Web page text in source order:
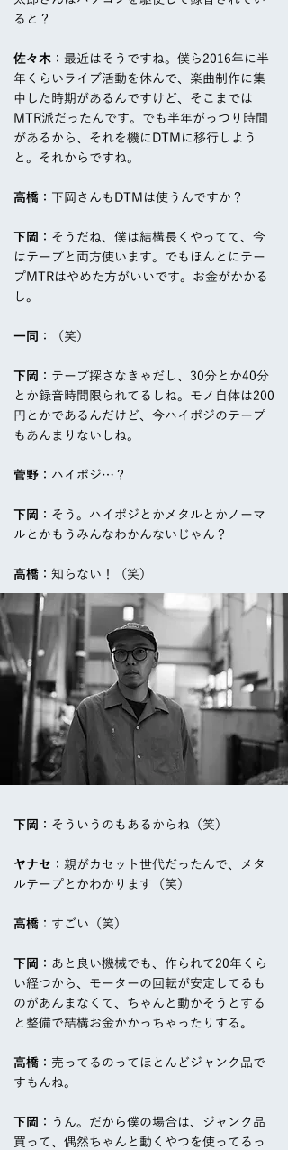
ると？
佐々木 ：最近はそうですね。僕ら2016年に半
年くらいライブ活動を休んで、楽曲制作に集
中した時期があるんですけど、そこまでは
MTR派だったんです。でも半年がっつり時間
があるから、それを機にDTMに移行しよう
と。それからですね。
高橋 ：下岡さんもDTMは使うんですか？
下岡 ：そうだね、僕は結構長くやってて、今
はテープと両方使います。でもほんとにテー
プMTRはやめた方がいいです。お金がかかる
し。
一同 ：（笑）
下岡 ：テープ探さなきゃだし、30分とか40分
とか録音時間限られてるしね。モノ自体は200
円とかであるんだけど、今ハイポジのテープ
もあんまりないしね。
菅野 ：ハイポジ…？
下岡 ：そう。ハイポジとかメタルとかノーマ
ルとかもうみんなわかんないじゃん？
高橋 ：知らない！（笑）
下岡 ：そういうのもあるからね（笑）
ヤナセ ：親がカセット世代だったんで、メタ
ルテープとかわかります（笑）
高橋 ：すごい（笑）
下岡 ：あと良い機械でも、作られて20年くら
い経つから、モーターの回転が安定してるも
のがあんまなくて、ちゃんと動かそうとする
と整備で結構お金かかっちゃったりする。
高橋 ：売ってるのってほとんどジャンク品で
すもんね。
下岡 ：うん。だから僕の場合は、ジャンク品
買って、偶然ちゃんと動くやつを使ってるっ